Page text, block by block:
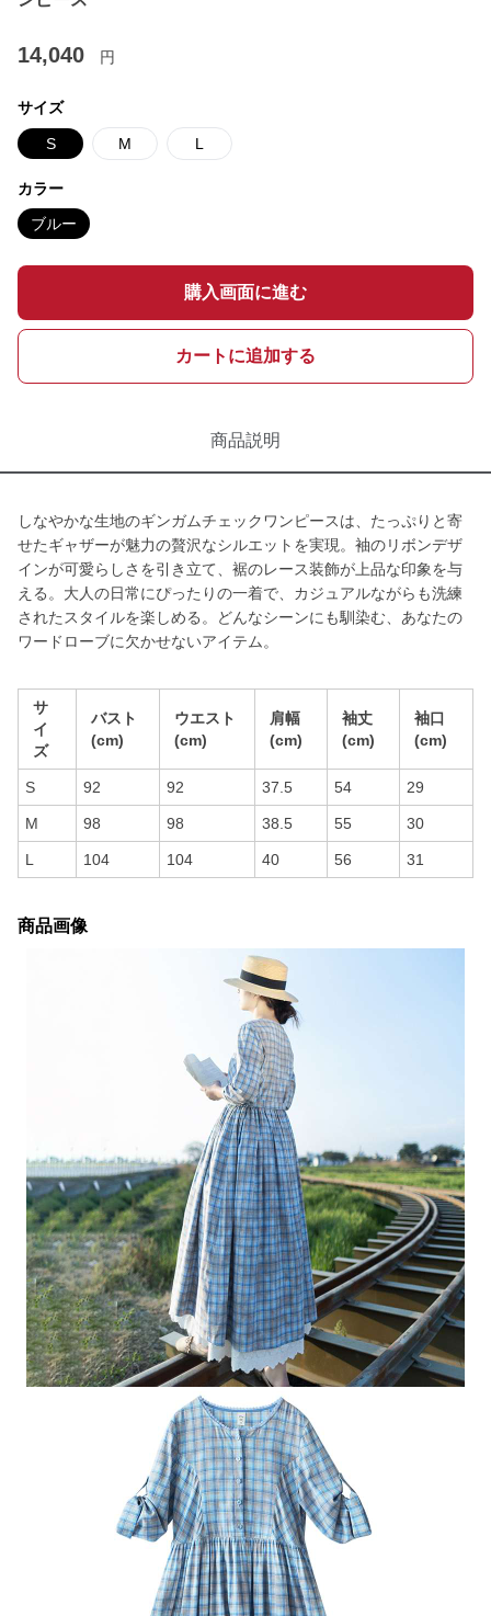
14,040 円
サイズ
S M L
カラー
ブルー
購入画面に進む
カートに追加する
商品説明
しなやかな生地のギンガムチェックワンピースは、たっぷりと寄
せたギャザーが魅力の贅沢なシルエットを実現。袖のリボンデザ
インが可愛らしさを引き立て、裾のレース装飾が上品な印象を与
える。大人の日常にぴったりの一着で、カジュアルながらも洗練
されたスタイルを楽しめる。どんなシーンにも馴染む、あなたの
ワードローブに欠かせないアイテム。
サ
イ
ズ
バスト
(cm)
ウエスト
(cm)
肩幅
(cm)
袖丈
(cm)
袖口
(cm)
S 92 92 37.5 54 29
M 98 98 38.5 55 30
L 104 104 40 56 31
商品画像